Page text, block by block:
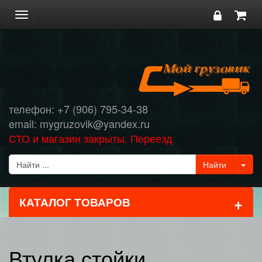
Toggle
navigation
телефон: +7 (906) 795-34-38
email: mygruzovik@yandex.ru
СТО и магазин закрыты. Переезд
КАТАЛОГ ТОВАРОВ +